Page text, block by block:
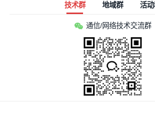
技术群 地域群 活
通信/网络技术交流群